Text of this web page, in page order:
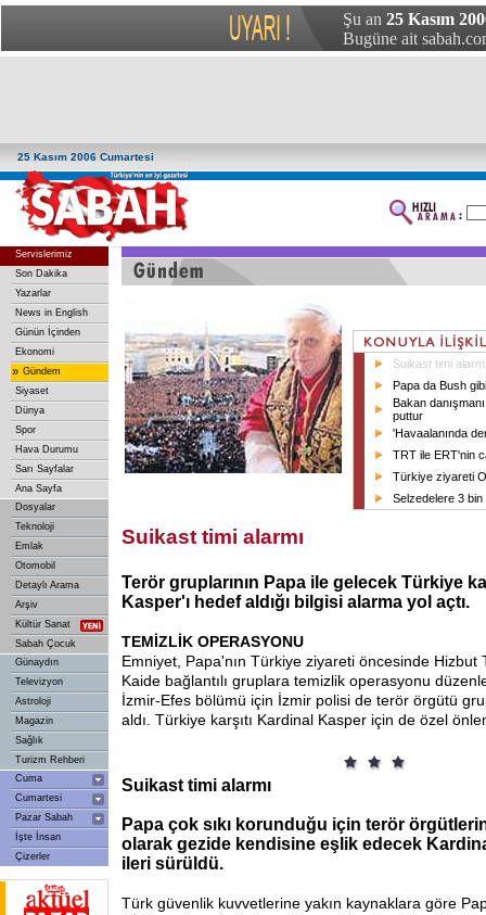
Şu an 25 Kasım
Bugüne ait
25 Kasım 2006 Cumartesi
Servislerimiz
Son Dakika
Yazarlar
News in English
Günün İçinden
Ekonomi
» Gündem
Siyaset
Dünya
Spor
Hava Durumu
Sarı Sayfalar
Ana Sayfa
Dosyalar
Teknoloji
Emlak
Otomobil
Detaylı Arama
Arşiv
Kültür Sanat
Sabah Çocuk
Günaydın
Televizyon
Astroloji
Magazin
Sağlık
Turizm Rehberi
Cuma
Cumartesi
Pazar Sabah
İşte İnsan
Çizerler
Suikast timi
Papa da Bush
Bakan
puttur
'Havaalanında
TRT ile ERT'nin
Türkiye ziyareti
Selzedelere 3 bin
Suikast timi alarmı
Terör gruplarının Papa ile gelecek Türkiye
Kasper'ı hedef aldığı bilgisi alarma yol açtı.
TEMİZLİK OPERASYONU
Emniyet, Papa'nın Türkiye ziyareti öncesinde Hizbut
Kaide bağlantılı gruplara temizlik operasyonu
İzmir-Efes bölümü için İzmir polisi de terör örgütü
aldı. Türkiye karşıtı Kardinal Kasper için de özel
Suikast timi alarmı
Papa çok sıkı korunduğu için terör
olarak gezide kendisine eşlik edecek
ileri sürüldü.
Türk güvenlik kuvvetlerine yakın kaynaklara göre